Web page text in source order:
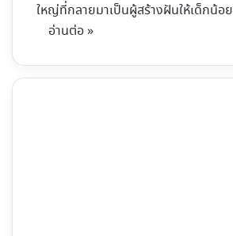
ใหญ่ที่กลายมาเป็นผู้สร้างฝันให้เด็กน้อย
อ่านต่อ »